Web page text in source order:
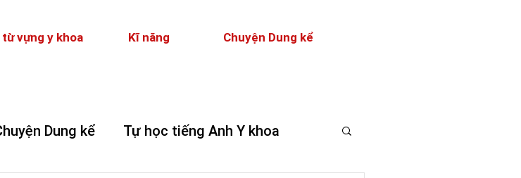
vựng y khoa Kĩ năng Chuyện Dung kể
Dung kể Tự học tiếng Anh Y khoa